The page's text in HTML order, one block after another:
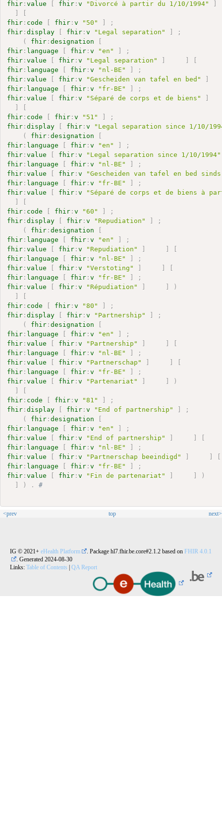
fhir :value fhir :v "Divorcé à partir du 1/10/1994"
fhir : code fhir :v "50"
;
fhir :display fhir :v "Legal separation"
;
(
fhir :designation
fhir : language fhir :v "en"
;
fhir :value fhir :v "Legal separation"
fhir : language fhir :v "nl-BE"
;
fhir :value fhir :v "Gescheiden van tafel en bed"
fhir : language fhir :v "fr-BE"
;
fhir :value fhir :v "Séparé de corps et de biens"
fhir : code fhir :v "51"
;
fhir :display fhir :v
"Legal separation since 1/10/
(
fhir :designation
fhir : language fhir :v "en"
;
fhir :value fhir :v
"Legal separation since 1/10/1994"
fhir : language fhir :v "nl-BE"
;
fhir :value fhir :v
"Gescheiden van tafel en bed
fhir : language fhir :v "fr-BE"
;
fhir :value fhir :v
"Séparé de corps et de biens à
fhir : code fhir :v "60"
;
fhir :display fhir :v "Repudiation"
;
(
fhir :designation
fhir : language fhir :v "en"
;
fhir :value fhir :v "Repudiation"
fhir : language fhir :v "nl-BE"
;
fhir :value fhir :v "Verstoting"
fhir : language fhir :v "fr-BE"
;
fhir :value fhir :v "Répudiation"
)
fhir : code fhir :v "80"
;
fhir :display fhir :v "Partnership"
;
(
fhir :designation
fhir : language fhir :v "en"
;
fhir :value fhir :v "Partnership"
fhir : language fhir :v "nl-BE"
;
fhir :value fhir :v "Partnerschap"
fhir : language fhir :v "fr-BE"
;
fhir :value fhir :v "Partenariat"
)
fhir : code fhir :v "81"
;
fhir :display fhir :v "End of partnership"
;
(
fhir :designation
fhir : language fhir :v "en"
;
fhir :value fhir :v "End of partnership"
fhir : language fhir :v "nl-BE"
;
fhir :value fhir :v "Partnerschap beeindigd"
fhir : language fhir :v "fr-BE"
;
fhir :value fhir :v "Fin de partenariat"
)
) . #
<prev top next>
IG © 2021+ eHealth Platform . Package hl7.fhir.be.core#2.1.2 based on FHIR 4.0.1
. Generated 2024-08-30
Links: Table of Contents QA Report